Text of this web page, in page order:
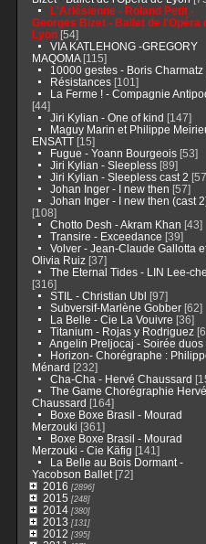
L'Arlésienne - Roland Petit -
Georges Bizet - Ballet de l'Opéra
Lyon[54]
VIA KATLEHONG -GREGORY
MAQOMA[115]
10000 gestes - Boris Charmatz
Résistances [101]
La Ferme ! - Compagnie
[44]
Jiri Kylian - One of kind [147]
Maguy Marin et Philippe
ENSATT[15]
Fugue - Yoann Bourgeois[53]
Jiri Kylian - Sleepless[89]
Jiri Kylian - Sleepless cast 2
Johan Inger - I new then [57]
Johan Inger - I new then (cast
[108]
Chotto Desh - Akram Khan [43]
Transire - Exceedance [39]
Volver - Jean-Claude Gallotta
Olivia Ruiz[37]
The Eternal Tides - LIN Lee-
[316]
STIL - Christian Ubl [97]
Subversif-Marlène Gobber [62]
La Belle - Cie La Vouivre [36]
Titanium - Rojas y Rodriguez
Angelin Preljocaj - Soirée duos
Horizon- Chorégraphe :
Ménard [232]
Cha-Cha - Hervé Chaussard
The Game Chorégraphie Hervé
Chaussard [164]
Boxe Boxe Brasil - Mourad
Merzouki [361]
Boxe Boxe Brasil - Mourad
Merzouki - Cie Käfig [141]
La Belle au Bois Dormant -
Yacobson Ballet[72]
2016 [2896]
2015 [248]
2014[380]
2013 [131]
2012 [395]